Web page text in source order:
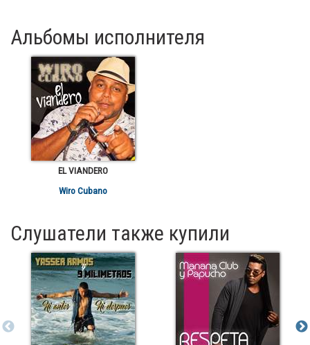
Альбомы исполнителя
EL VIANDERO
Wiro Cubano
Слушатели также купили